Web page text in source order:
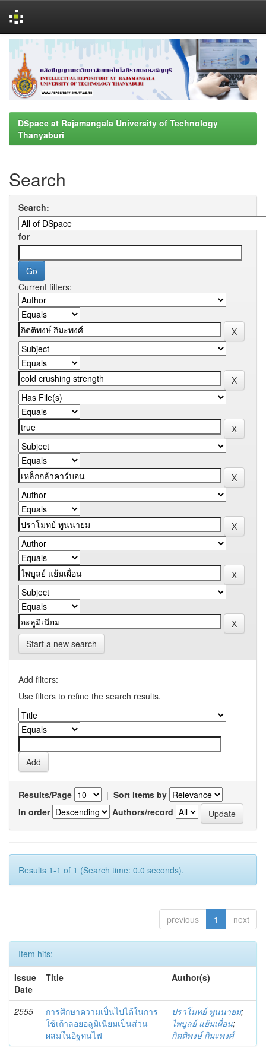
navigation
DSpace at Rajamangala University of Technology
Thanyaburi
Search
Search:
for
Current filters:
Start a new search
Add filters:
Use filters to refine the search results.
Results/Page | Sort items by
In order
Authors/record
Results 1-1 of 1 (Search time: 0.0 seconds).
previous 1 next
Item hits:
Issue
Date
Title Author(s)
2555
การศึกษาความเป็นไปได้ในการ
ใช้เถ้าลอยอลูมิเนียมเป็นส่วน
ผสมในอิฐทนไฟ
ปราโมทย์ พูนนายม;
ไพบูลย์ แย้มเผื่อน;
กิตติพงษ์ กิมะพงศ์